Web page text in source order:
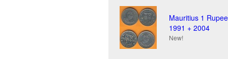
Mauritius 1 Rupee
1991 + 2004
New!